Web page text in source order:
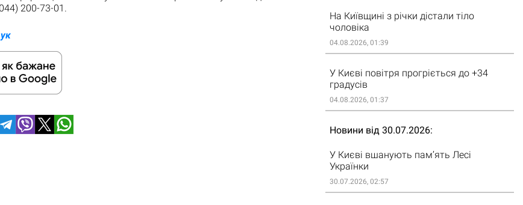
200-73-01.
На Київщині з річки дістали тіло
чоловіка
04.08.2026, 01:39
У Києві повітря прогріється до +34
градусів
04.08.2026, 01:37
Новини від 30.07.2026
У Києві вшанують пам’ять Лесі
Українки
30.07.2026, 02:57